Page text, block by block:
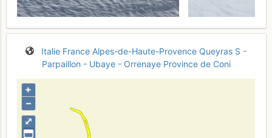
Italie France Alpes-de-Haute-Provence Queyras S -
Parpaillon - Ubaye - Orrenaye Province de Coni
⤢
+
–